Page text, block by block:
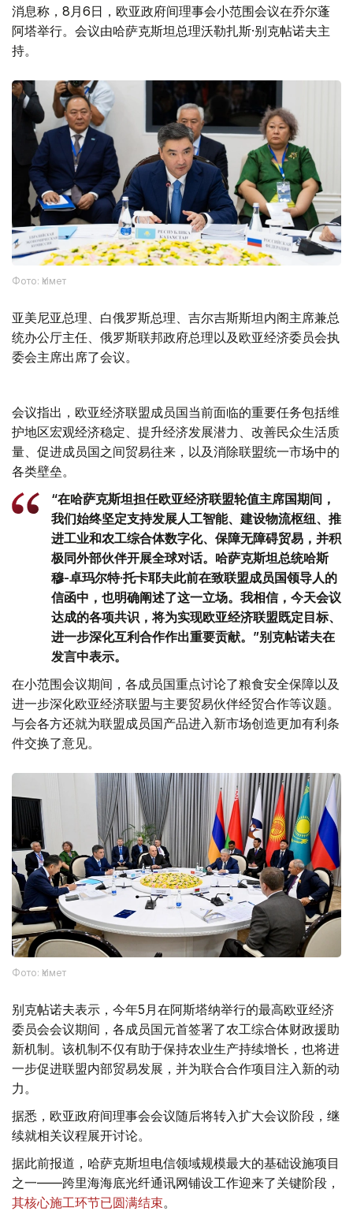
消息称，8月6日，欧亚政府间理事会小范围会议在乔尔蓬
阿塔举行。会议由哈萨克斯坦总理沃勒扎斯·别克帖诺夫主
持。
Фото: Үкімет
亚美尼亚总理、白俄罗斯总理、吉尔吉斯斯坦内阁主席兼总
统办公厅主任、俄罗斯联邦政府总理以及欧亚经济委员会执
委会主席出席了会议。
会议指出，欧亚经济联盟成员国当前面临的重要任务包括维
护地区宏观经济稳定、提升经济发展潜力、改善民众生活质
量、促进成员国之间贸易往来，以及消除联盟统一市场中的
各类壁垒。
“在哈萨克斯坦担任欧亚经济联盟轮值主席国期间，
我们始终坚定支持发展人工智能、建设物流枢纽、推
进工业和农工综合体数字化、保障无障碍贸易，并积
极同外部伙伴开展全球对话。哈萨克斯坦总统哈斯
穆-卓玛尔特·托卡耶夫此前在致联盟成员国领导人的
信函中，也明确阐述了这一立场。我相信，今天会议
达成的各项共识，将为实现欧亚经济联盟既定目标、
进一步深化互利合作作出重要贡献。”别克帖诺夫在
发言中表示。
在小范围会议期间，各成员国重点讨论了粮食安全保障以及
进一步深化欧亚经济联盟与主要贸易伙伴经贸合作等议题。
与会各方还就为联盟成员国产品进入新市场创造更加有利条
件交换了意见。
Фото: Үкімет
别克帖诺夫表示，今年5月在阿斯塔纳举行的最高欧亚经济
委员会会议期间，各成员国元首签署了农工综合体财政援助
新机制。该机制不仅有助于保持农业生产持续增长，也将进
一步促进联盟内部贸易发展，并为联合合作项目注入新的动
力。
据悉，欧亚政府间理事会会议随后将转入扩大会议阶段，继
续就相关议程展开讨论。
据此前报道，哈萨克斯坦电信领域规模最大的基础设施项目
之一——跨里海海底光纤通讯网铺设工作迎来了关键阶段，
其核心施工环节已圆满结束。